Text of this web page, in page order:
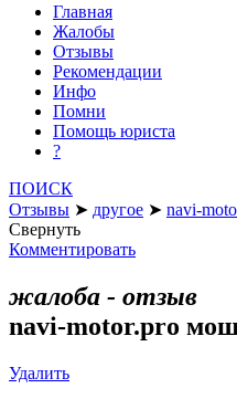
Главная
Жалобы
Отзывы
Рекомендации
Инфо
Помни
Помощь юриста
?
ПОИСК
Отзывы ➤ другое ➤ navi-
Свернуть
Комментировать
жалоба - отзыв
navi-motor.pro
Удалить